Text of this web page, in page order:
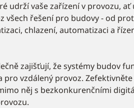
udrží vaše zařízení v provozu, ať
všech řešení pro budovy - od
chlazení, automatizaci a
zajišťují, že systémy budov
vzdálený provoz. Zefektivněte
něj s bezkonkurenčními